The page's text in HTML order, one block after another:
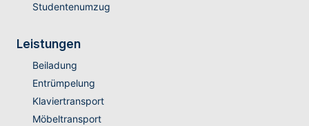
Studentenumzug
Leistungen
Beiladung
Entrümpelung
Klaviertransport
Möbeltransport